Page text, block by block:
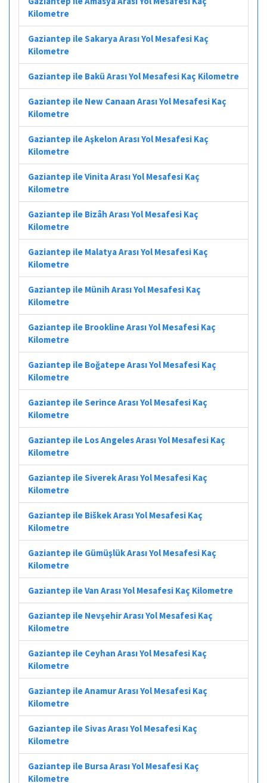
Kilometre
Gaziantep ile Sakarya Arası Yol Mesafesi Kaç
Kilometre
Gaziantep ile Bakü Arası Yol Mesafesi Kaç Kilometre
Gaziantep ile New Canaan Arası Yol Mesafesi Kaç
Kilometre
Gaziantep ile Aşkelon Arası Yol Mesafesi Kaç
Kilometre
Gaziantep ile Vinita Arası Yol Mesafesi Kaç
Kilometre
Gaziantep ile Bizâh Arası Yol Mesafesi Kaç
Kilometre
Gaziantep ile Malatya Arası Yol Mesafesi Kaç
Kilometre
Gaziantep ile Münih Arası Yol Mesafesi Kaç
Kilometre
Gaziantep ile Brookline Arası Yol Mesafesi Kaç
Kilometre
Gaziantep ile Boğatepe Arası Yol Mesafesi Kaç
Kilometre
Gaziantep ile Serince Arası Yol Mesafesi Kaç
Kilometre
Gaziantep ile Los Angeles Arası Yol Mesafesi Kaç
Kilometre
Gaziantep ile Siverek Arası Yol Mesafesi Kaç
Kilometre
Gaziantep ile Biškek Arası Yol Mesafesi Kaç
Kilometre
Gaziantep ile Gümüşlük Arası Yol Mesafesi Kaç
Kilometre
Gaziantep ile Van Arası Yol Mesafesi Kaç Kilometre
Gaziantep ile Nevşehir Arası Yol Mesafesi Kaç
Kilometre
Gaziantep ile Ceyhan Arası Yol Mesafesi Kaç
Kilometre
Gaziantep ile Anamur Arası Yol Mesafesi Kaç
Kilometre
Gaziantep ile Sivas Arası Yol Mesafesi Kaç
Kilometre
Gaziantep ile Bursa Arası Yol Mesafesi Kaç
Kilometre